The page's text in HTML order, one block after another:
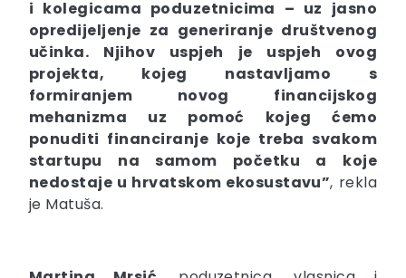
i kolegicama poduzetnicima – uz jasno
opredijeljenje za generiranje društvenog
učinka. Njihov uspjeh je uspjeh ovog
projekta, kojeg nastavljamo s
formiranjem novog financijskog
mehanizma uz pomoć kojeg ćemo
ponuditi financiranje koje treba svakom
startupu na samom početku a koje
nedostaje u hrvatskom ekosustavu”, rekla
je Matuša.